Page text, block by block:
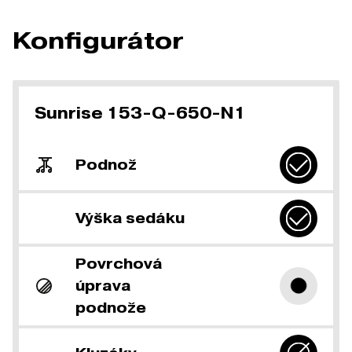
Konfigurátor
Sunrise 153-Q-650-N1
Podnož
Výška sedáku
Povrchová
úprava
podnože